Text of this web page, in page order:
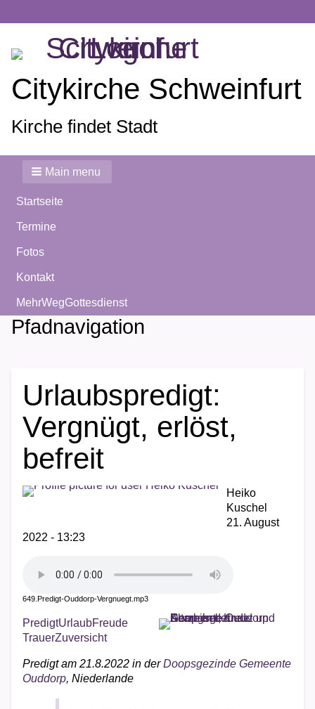
Citykirche Schweinfurt
Kirche findet Stadt
Main menu
Startseite
Termine
Fotos
Kontakt
MehrWegGottesdienst
Pfadnavigation
Urlaubspredigt:
Vergnügt, erlöst,
befreit
Heiko
Kuschel
21. August
2022 - 13:23
649.Predigt-Ouddorp-Vergnuegt.mp3
PredigtUrlaubFreude
TrauerZuversicht
Predigt am 21.8.2022 in derDoopsgezinde Gemeente
Ouddorp, Niederlande